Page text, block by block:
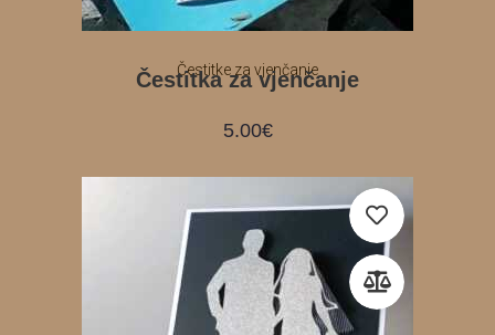
Čestitke za vjenčanje
Čestitka za vjenčanje
5.00€